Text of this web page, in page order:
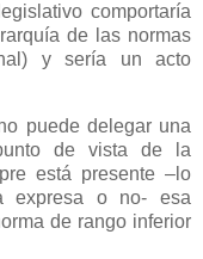
comportaría
de las normas
) y sería un acto
puede delegar una
de vista de la
está presente –lo
expresa o no- esa
de rango inferior